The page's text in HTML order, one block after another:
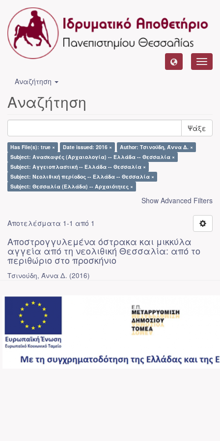
Αναζήτηση
Αναζήτηση
Ψάξε
Has File(s): true × Date issued: 2016 ×
Author: Τσινούδη, Άννα Δ. ×
Subject: Ανασκαφές (Αρχαιολογία) -- Ελλάδα -- Θεσσαλία ×
Subject: Αγγειοπλαστική -- Ελλάδα -- Θεσσαλία ×
Subject: Νεολιθική περίοδος -- Ελλάδα -- Θεσσαλία ×
Subject: Θεσσαλία (Ελλάδα) -- Αρχαιότητες ×
Show Advanced Filters
Αποτελέσματα 1-1 από 1
Αποστρογγυλεμένα όστρακα και μικκύλα
αγγεία από τη νεολιθική Θεσσαλία: από το
περιθώριο στο προσκήνιο
Τσινούδη, Άννα Δ. (2016)